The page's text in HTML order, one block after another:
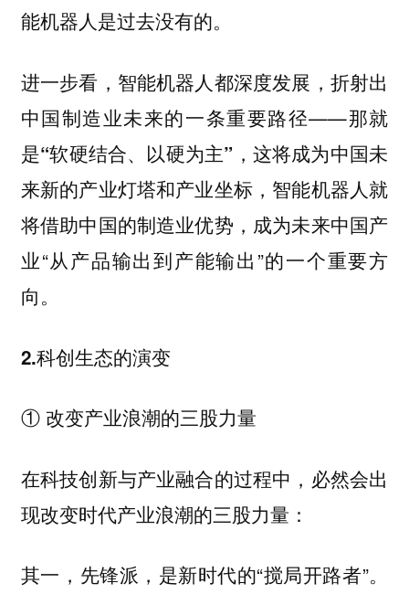
能机器人是过去没有的。
进一步看，智能机器人都深度发展，折射出
中国制造业未来的一条重要路径——那就
是“软硬结合、以硬为主” ，这将成为中国未
来新的产业灯塔和产业坐标，智能机器人就
将借助中国的制造业优势，成为未来中国产
业“从产品输出到产能输出”的一个重要方
向。
2.科创生态的演变
① 改变产业浪潮的三股力量
在科技创新与产业融合的过程中，必然会出
现改变时代产业浪潮的三股力量：
其一，先锋派，是新时代的“搅局开路者”。